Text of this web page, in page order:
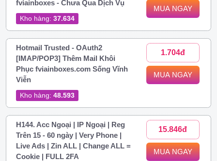
fviainboxes - Chưa Qua Dịch Vụ
Kho hàng: 37.634
MUA NGAY
Hotmail Trusted - OAuth2
[IMAP/POP3] Thêm Mail Khôi
Phục fviainboxes.com Sống Vĩnh
Viễn
Kho hàng: 48.593
1.704đ
MUA NGAY
H144. Acc Ngoại | IP Ngoại | Reg
Trên 15 - 60 ngày | Very Phone |
Live Ads | Zin ALL | Change ALL =
Cookie | FULL 2FA
15.846đ
MUA NGAY